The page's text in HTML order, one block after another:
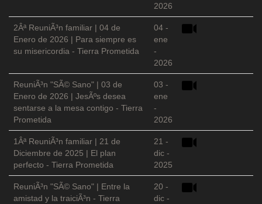
2026
2Âª ReuniÃ³n familiar | 04 de
Enero de 2026 | Para siempre es
su misericordia - Tierra Prometida
04 -
ene
-
2026
ReuniÃ³n "SÃ© Sano" | 03 de
Enero de 2026 | JesÃºs desea
sentarse a la mesa contigo - Tierra
Prometida
03 -
ene
-
2026
1Âª ReuniÃ³n familiar | 21 de
Diciembre de 2025 | El plan
perfecto - Tierra Prometida
21 -
dic -
2025
ReuniÃ³n "SÃ© Sano" | Entre la
amistad y la traiciÃ³n - Tierra
20 -
dic -